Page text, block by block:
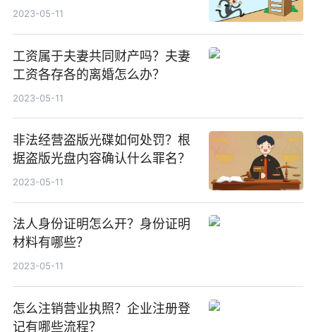
要怎么办？
2023-05-11
工资属于夫妻共同财产吗？夫妻
工资各存各的离婚怎么办？
2023-05-11
非法经营盗版光碟如何处罚？根
据盗版光盘内容确认什么罪名？
2023-05-11
法人身份证明怎么开？身份证明
材料有哪些？
2023-05-11
怎么注销营业执照？企业注册登
记有哪些流程？